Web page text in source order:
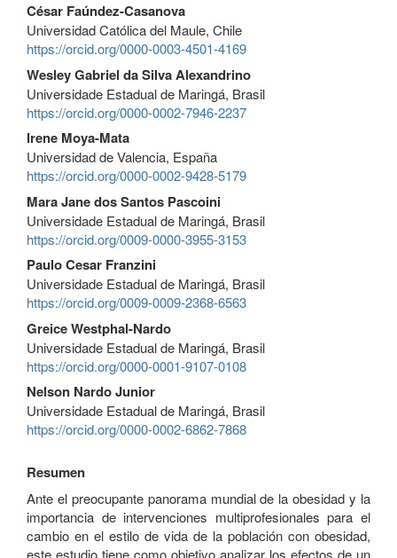
César Faúndez-Casanova
Universidad Católica del Maule, Chile
https://orcid.org/0000-0003-4501-4169
Wesley Gabriel da Silva Alexandrino
Universidade Estadual de Maringá, Brasil
https://orcid.org/0000-0002-7946-2237
Irene Moya-Mata
Universidad de Valencia, España
https://orcid.org/0000-0002-9428-5179
Mara Jane dos Santos Pascoini
Universidade Estadual de Maringá, Brasil
https://orcid.org/0009-0000-3955-3153
Paulo Cesar Franzini
Universidade Estadual de Maringá, Brasil
https://orcid.org/0009-0009-2368-6563
Greice Westphal-Nardo
Universidade Estadual de Maringá, Brasil
https://orcid.org/0000-0001-9107-0108
Nelson Nardo Junior
Universidade Estadual de Maringá, Brasil
https://orcid.org/0000-0002-6862-7868
Resumen
Ante el preocupante panorama mundial de la obesidad y la
importancia de intervenciones multiprofesionales para el
cambio en el estilo de vida de la población con obesidad,
este estudio tiene como objetivo analizar los efectos de un